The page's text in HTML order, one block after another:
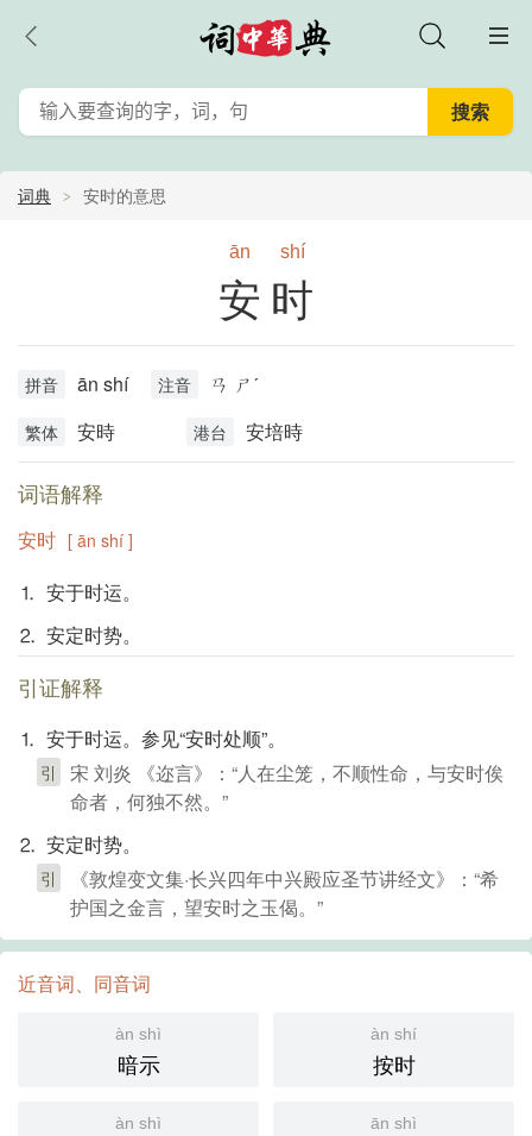
词典 安时的意思
ān shí
安时
拼音 ān shí 注音 ㄢ ㄕˊ
繁体 安時 港台 安培時
词语解释
安时 [ ān shí ]
⒈ 安于时运。
⒉ 安定时势。
引证解释
⒈ 安于时运。参见“安时处顺”。
引
宋 刘炎 《迩言》：“人在尘笼，不顺性命，与安时俟
命者，何独不然。”
⒉ 安定时势。
引
《敦煌变文集·长兴四年中兴殿应圣节讲经文》：“希
护国之金言，望安时之玉偈。”
近音词、同音词
àn shì
暗示
àn shí
按时
àn shì ān shì